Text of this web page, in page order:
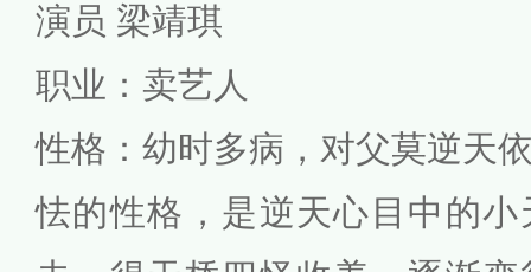
演员 梁靖琪
职业：卖艺人
性格：幼时多病，对父莫逆天
怯的性格，是逆天心目中的